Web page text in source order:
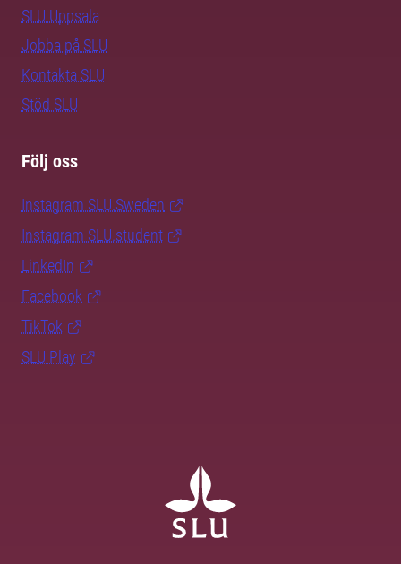
SLU Uppsala
Jobba på SLU
Kontakta SLU
Stöd SLU
Följ oss
Instagram SLU.Sweden
Instagram SLU.student
LinkedIn
Facebook
TikTok
SLU Play